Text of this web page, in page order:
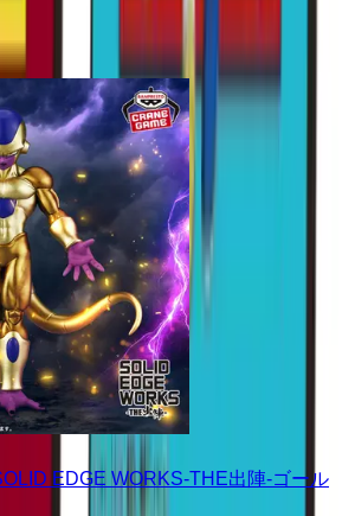
EDGE WORKS-THE出陣-ゴール